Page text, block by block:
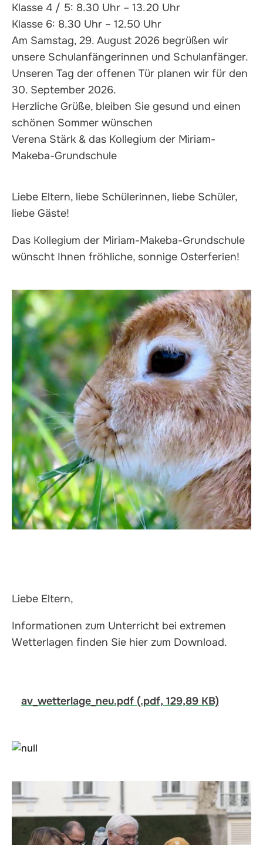
Klasse 4 / 5: 8.30 Uhr – 13.20 Uhr
Klasse 6: 8.30 Uhr – 12.50 Uhr
Am Samstag, 29. August 2026 begrüßen wir
unsere Schulanfängerinnen und Schulanfänger.
Unseren Tag der offenen Tür planen wir für den
30. September 2026.
Herzliche Grüße, bleiben Sie gesund und einen
schönen Sommer wünschen
Verena Stärk & das Kollegium der Miriam-
Makeba-Grundschule
Liebe Eltern, liebe Schülerinnen, liebe Schüler,
liebe Gäste!
Das Kollegium der Miriam-Makeba-Grundschule
wünscht Ihnen fröhliche, sonnige Osterferien!
Liebe Eltern,
Informationen zum Unterricht bei extremen
Wetterlagen finden Sie hier zum Download.
av_wetterlage_neu.pdf (.pdf, 129,89 KB)